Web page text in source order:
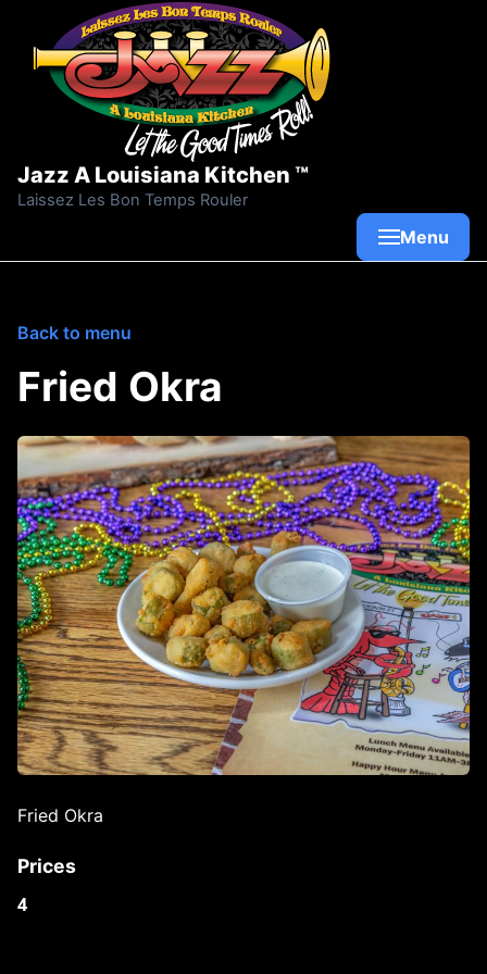
Skip to content
Jazz A Louisiana Kitchen ™
Laissez Les Bon Temps Rouler
Menu
Back to menu
Fried Okra
Fried Okra
Prices
4